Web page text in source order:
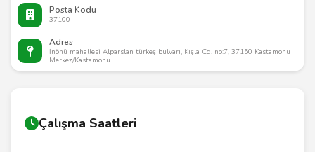
Posta Kodu
37100
Adres
İnönü mahallesi Alparslan türkeş bulvarı, Kışla Cd. no:7, 37150 Kastamonu
Merkez/Kastamonu
Çalışma Saatleri